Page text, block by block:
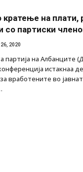
на плати,
со партиски
26, 2020
партија на Албанците
истакнаа
вработените во